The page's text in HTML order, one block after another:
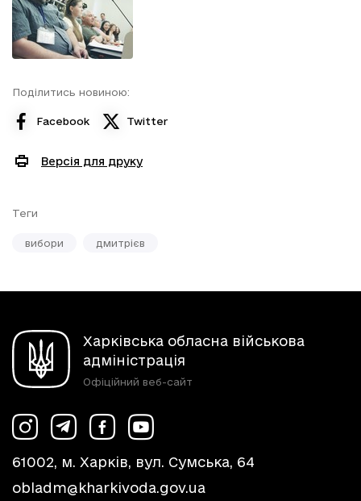
Поділитись новиною:
Facebook Twitter
Версія для друку
Теги
вибори дмитрієв
Харківська обласна військова
адміністрація
Офіційний веб-сайт
61002, м. Харків, вул. Сумська, 64
obladm@kharkivoda.gov.ua